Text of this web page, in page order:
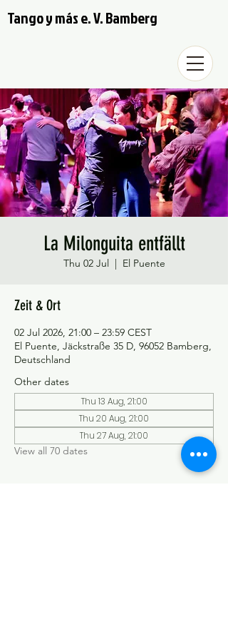
Tango y más e. V. Bamberg
La Milonguita entfällt
Thu 02 Jul
  |
El Puente
Zeit & Ort
02 Jul 2026, 21:00 – 23:59 CEST
El Puente, Jäckstraße 35 D, 96052 Bamberg,
Deutschland
Other dates
Thu 13 Aug, 21:00
Thu 20 Aug, 21:00
Thu 27 Aug, 21:00
View all 70 dates